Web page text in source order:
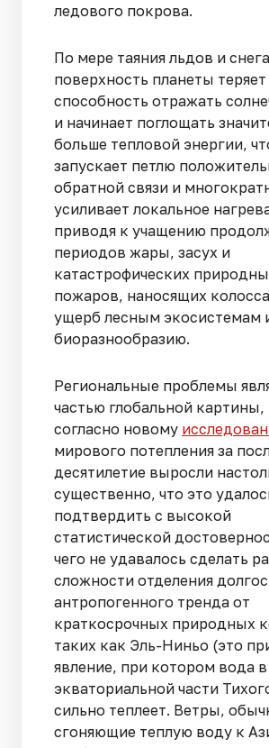
ледового покрова.
По мере таяния льдов и снега
поверхность планеты теряет
способность отражать
и начинает поглощать
больше тепловой энергии,
запускает петлю
обратной связи и
усиливает локальное
приводя к учащению
периодов жары, засух и
катастрофических
пожаров, наносящих
ущерб лесным экосистемам
биоразнообразию.
Региональные проблемы
частью глобальной картины,
согласно новому
мирового потепления за
десятилетие выросли
существенно, что это
подтвердить с высокой
статистической
чего не удавалось сделать
сложности отделения
антропогенного тренда от
краткосрочных природных
таких как Эль-Ниньо (это
явление, при котором вода в
экваториальной части
сильно теплеет. Ветры,
сгоняющие теплую воду к